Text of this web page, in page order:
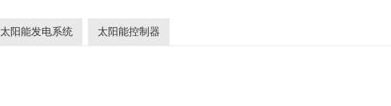
太阳能发电系统 太阳能控制器